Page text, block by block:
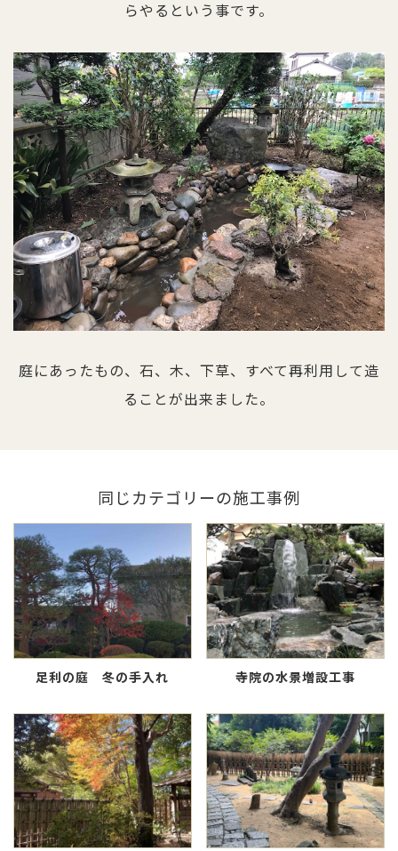
らやるという事です。
庭にあったもの、石、木、下草、すべて再利用して造
ることが出来ました。
同じカテゴリーの施工事例
足利の庭 冬の手入れ 寺院の水景増設工事